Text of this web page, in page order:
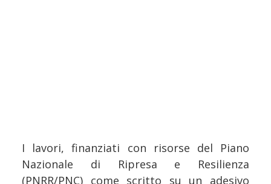
I lavori, finanziati con risorse del Piano
Nazionale di Ripresa e Resilienza
(PNRR/PNC) come scritto su un adesivo